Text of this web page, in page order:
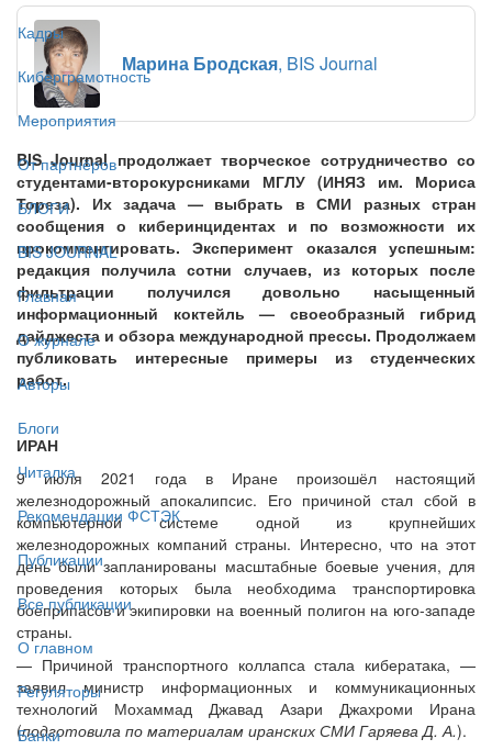
Кадры
Киберграмотность
Мероприятия
От партнёров
БЛОГИ
BIS JOURNAL
Главная
О журнале
Авторы
Блоги
Читалка
Рекомендации ФСТЭК
Публикации
Все публикации
О главном
Регуляторы
Банки
Марина Бродская, BIS Journal
BIS Journal продолжает творческое сотрудничество со
студентами-второкурсниками МГЛУ (ИНЯЗ им. Мориса
Тореза). Их задача — выбрать в СМИ разных стран
сообщения о киберинцидентах и по возможности их
прокомментировать. Эксперимент оказался успешным:
редакция получила сотни случаев, из которых после
фильтрации получился довольно насыщенный
информационный коктейль — своеобразный гибрид
дайджеста и обзора международной прессы. Продолжаем
публиковать интересные примеры из студенческих
работ.
ИРАН
9 июля 2021 года в Иране произошёл настоящий
железнодорожный апокалипсис. Его причиной стал сбой в
компьютерной системе одной из крупнейших
железнодорожных компаний страны. Интересно, что на этот
день были запланированы масштабные боевые учения, для
проведения которых была необходима транспортировка
боеприпасов и экипировки на военный полигон на юго-западе
страны.
— Причиной транспортного коллапса стала кибератака, —
заявил министр информационных и коммуникационных
технологий Мохаммад Джавад Азари Джахроми Ирана
(подготовила по материалам иранских СМИ Гаряева Д. А.).